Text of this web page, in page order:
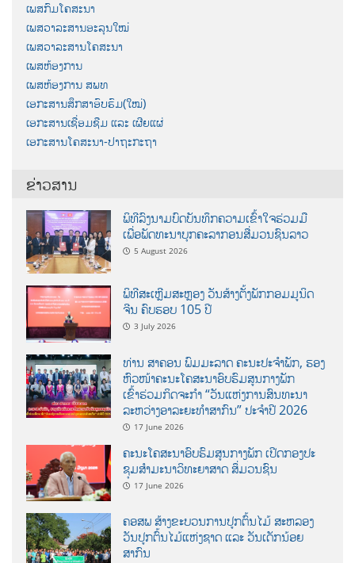
ເພສກົມໂຄສະນາ
ເພສວາລະສານອະລຸນໃໝ່
ເພສວາລະສານໂຄສະນາ
ເພສຫ້ອງການ
ເພສຫ້ອງການ ສພທ
ເອກະສານສຶກສາອົບຮົມ(ໃໝ່)
ເອກະສານເຊື່ອມຊືມ ແລະ ເຜີຍແຜ່
ເອກະສານໂຄສະນາ-ປາຖະກະຖາ
ຂ່າວສານ
ພິທີລົງນາມບົດບັນທຶກຄວາມເຂົ້າໃຈຮ່ວມມື
ເພື່ອພັດທະນາບຸກຄະລາກອນສື່ມວນຊົນລາວ
5 August 2026
ພິທີສະເຫຼີມສະຫຼອງ ວັນສ້າງຕັ້ງພັກກອມມູນິດ
ຈີນ ຄົບຮອບ 105 ປີ
3 July 2026
ທ່ານ ສາຄອນ ພົມມະລາດ ຄະນະປະຈໍາພັກ, ຮອງ
ຫົວໜ້າຄະນະໂຄສະນາອົບຮົມສູນກາງພັກ
ເຂົ້າຮ່ວມກິດຈະກຳ “ວັນແຫ່ງການສົນທະນາ
ລະຫວ່າງອາລະຍະທຳສາກົນ” ປະຈຳປີ 2026
17 June 2026
ຄະນະໂຄສະນາອົບຮົມສູນກາງພັກ ເປີດກອງປະ
ຊຸມສຳມະນາວິທະຍາສາດ ສຶ່ມວນຊົນ
17 June 2026
ຄອສພ ສ້າງຂະບວນການປູກຕົ້ນໄມ້ ສະຫລອງ
ວັນປູກຕົ້ນໄມ້ແຫ່ງຊາດ ແລະ ວັນເດັກນ້ອຍ
ສາກົນ